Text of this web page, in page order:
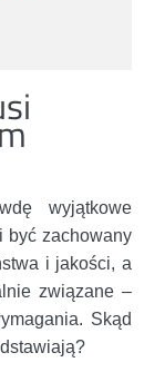
wyjątkowe
być zachowany
i jakości, a
związane –
Skąd